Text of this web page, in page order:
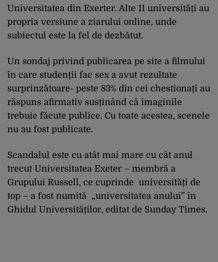
Universitatea din Exerter. Alte 11 universități au
propria versiune a ziarului online, unde
subiectul este la fel de dezbătut.
Un sondaj privind publicarea pe site a filmului
în care studenții fac sex a avut rezultate
surprinzătoare- peste 83% din cei chestionați au
răspuns afirmativ susținând că imaginile
trebuie făcute publice. Cu toate acestea, scenele
nu au fost publicate.
Scandalul este cu atât mai mare cu cât anul
trecut Universitatea Exeter – membră a
Grupului Russell , ce cuprinde universități de
top – a fost numită „universitatea anului” în
Ghidul Universităților, editat de Sunday Times.